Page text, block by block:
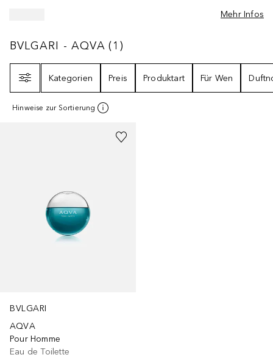
Mehr Infos
BVLGARI - AQVA 1
BVLGARI - AQVA (1 )
Kategorien
Preis Produktart Für Wen
Hinweise zur Sortierung
BVLGARI
AQVA
Pour Homme
Eau de Toilette